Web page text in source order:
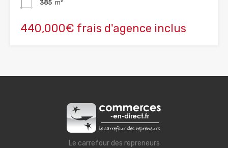
385 m²
440,000€ frais d'agence inclus
Le carrefour des repreneurs